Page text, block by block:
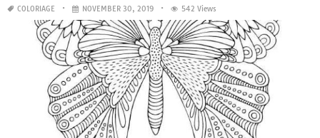
COLORIAGE NOVEMBER 30, 2019 542 Views